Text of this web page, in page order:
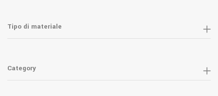
Tipo di materiale
Category